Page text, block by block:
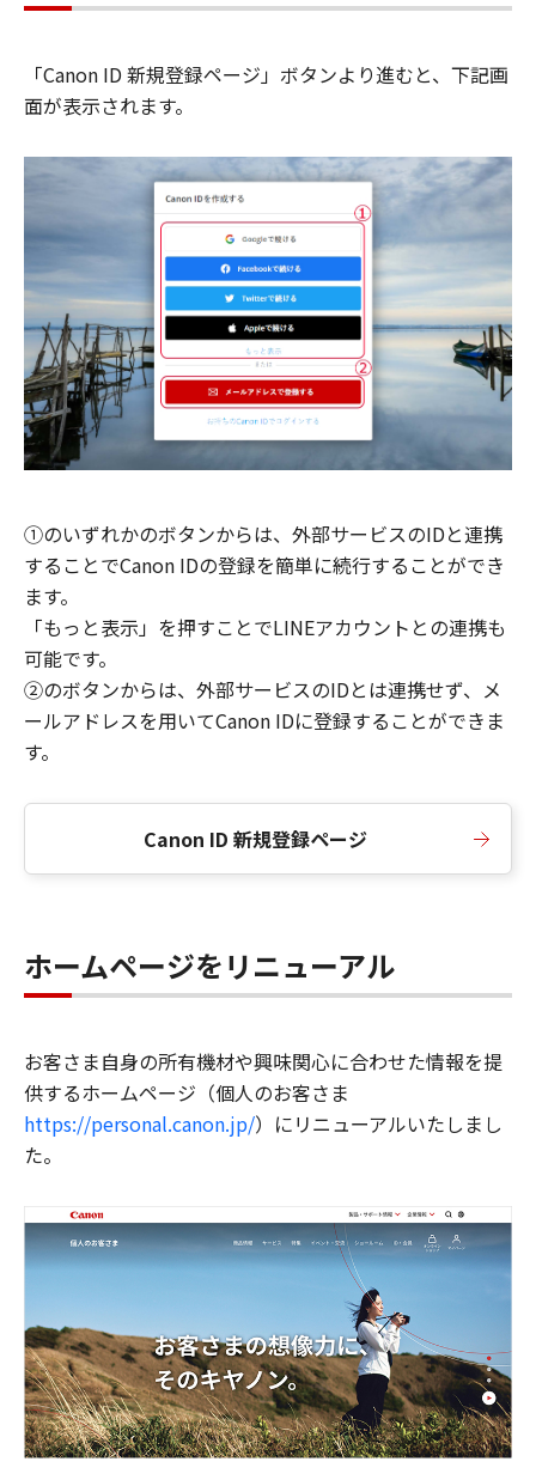
「Canon ID 新規登録ページ」ボタンより進むと、下記画
面が表示されます。
①のいずれかのボタンからは、外部サービスのIDと連携
することでCanon IDの登録を簡単に続行することができ
ます。
「もっと表示」を押すことでLINEアカウントとの連携も
可能です。
②のボタンからは、外部サービスのIDとは連携せず、メ
ールアドレスを用いてCanon IDに登録することができま
す。
Canon ID 新規登録ページ
ホームページをリニューアル
お客さま自身の所有機材や興味関心に合わせた情報を提
供するホームページ（個人のお客さま
https://personal.canon.jp/）にリニューアルいたしまし
た。